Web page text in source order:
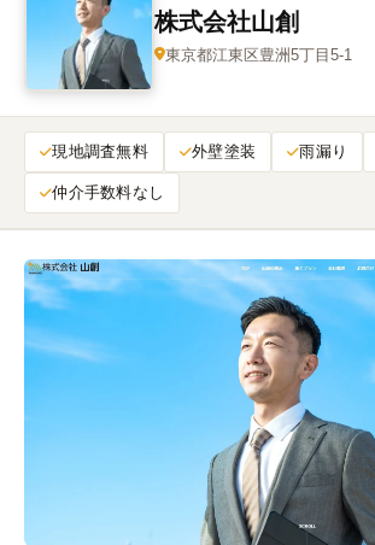
株式会社山創
東京都江東区豊洲5丁目5-1
現地調査無料 外壁塗装 雨漏り
仲介手数料なし